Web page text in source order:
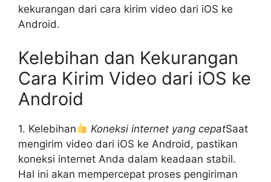
kekurangan dari cara kirim video dari iOS ke
Android.
Kelebihan dan Kekurangan
Cara Kirim Video dari iOS ke
Android
1. Kelebihan Koneksi internet yang cepatSaat
mengirim video dari iOS ke Android, pastikan
koneksi internet Anda dalam keadaan stabil.
Hal ini akan mempercepat proses pengiriman